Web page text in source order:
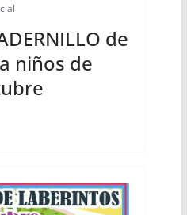
de
niños de